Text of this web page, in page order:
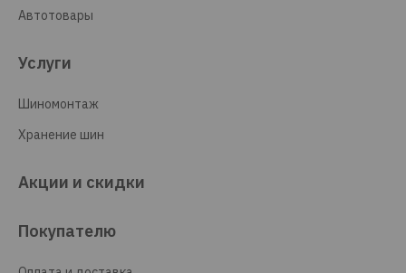
Автотовары
Услуги
Шиномонтаж
Хранение шин
Акции и скидки
Покупателю